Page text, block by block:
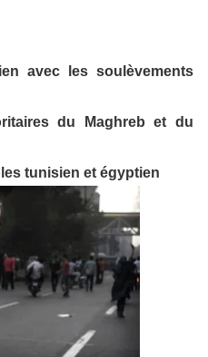
avec les soulèvements
du Maghreb et du
tunisien et égyptien